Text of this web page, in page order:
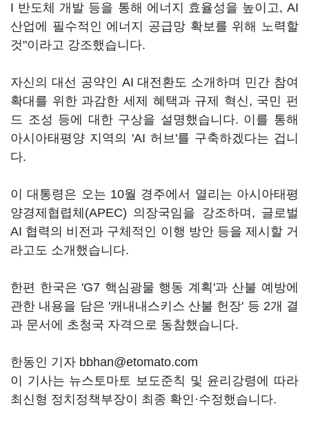
I 반도체 개발 등을 통해 에너지 효율성을 높이고, AI
산업에 필수적인 에너지 공급망 확보를 위해 노력할
것"이라고 강조했습니다.
자신의 대선 공약인 AI 대전환도 소개하며 민간 참여
확대를 위한 과감한 세제 혜택과 규제 혁신, 국민 펀
드 조성 등에 대한 구상을 설명했습니다. 이를 통해
아시아태평양 지역의 'AI 허브'를 구축하겠다는 겁니
다.
이 대통령은 오는 10월 경주에서 열리는 아시아태평
양경제협렵체(APEC) 의장국임을 강조하며, 글로벌
AI 협력의 비전과 구체적인 이행 방안 등을 제시할 거
라고도 소개했습니다.
한편 한국은 'G7 핵심광물 행동 계획'과 산불 예방에
관한 내용을 담은 '캐내내스키스 산불 헌장' 등 2개 결
과 문서에 초청국 자격으로 동참했습니다.
한동인 기자 bbhan@etomato.com
이 기사는 뉴스토마토 보도준칙 및 윤리강령에 따라
최신형 정치정책부장이 최종 확인·수정했습니다.